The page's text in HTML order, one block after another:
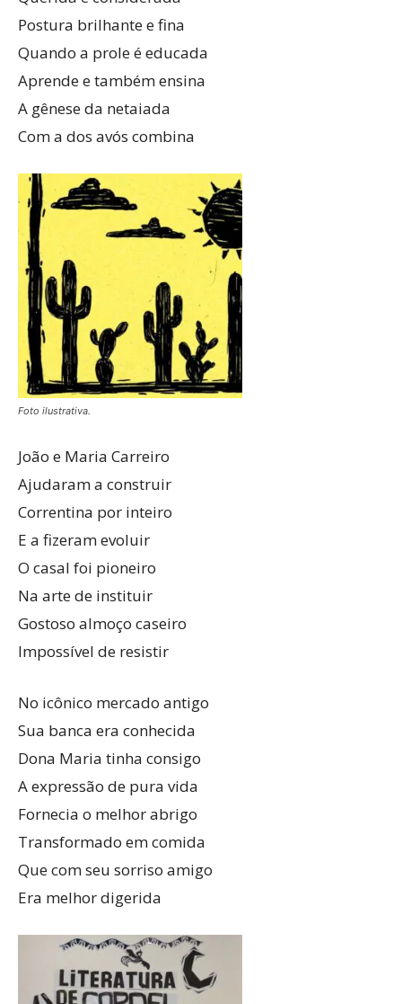
Postura brilhante e fina
Quando a prole é educada
Aprende e também ensina
A gênese da netaiada
Com a dos avós combina
Foto ilustrativa.
João e Maria Carreiro
Ajudaram a construir
Correntina por inteiro
E a fizeram evoluir
O casal foi pioneiro
Na arte de instituir
Gostoso almoço caseiro
Impossível de resistir
No icônico mercado antigo
Sua banca era conhecida
Dona Maria tinha consigo
A expressão de pura vida
Fornecia o melhor abrigo
Transformado em comida
Que com seu sorriso amigo
Era melhor digerida